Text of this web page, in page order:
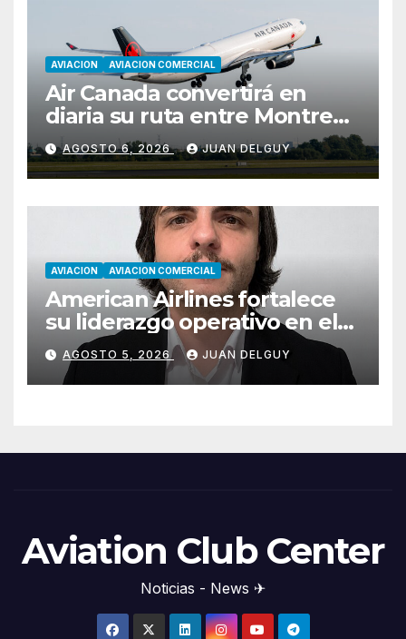
AVIACION AVIACION COMERCIAL
Air Canada convertirá en
diaria su ruta entre Montreal
y Ciudad de Guatemala
desde octubre
AGOSTO 6, 2026 JUAN DELGUY
AVIACION AVIACION COMERCIAL
American Airlines fortalece
su liderazgo operativo en el
Cono Sur con Luiz Laham
AGOSTO 5, 2026 JUAN DELGUY
Aviation Club Center
Noticias - News ✈